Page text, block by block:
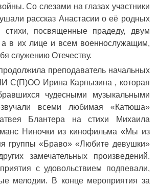
Со слезами на глазах участники
рассказ Анастасии о её родных
стихи, посвященные прадеду, двум
а в их лице и всем военнослужащим,
служению Отечеству.
преподаватель начальных
С(П)ОО Ирина Карпызина , которая
чудесными музыкальными
всеми любимая «Катюша»
Блантера на стихи Михаила
Ниночки из кинофильма «Мы из
группы «Браво» «Любите девушки»
замечательных произведений.
с удовольствием подпевали,
мелодии. В конце мероприятия за